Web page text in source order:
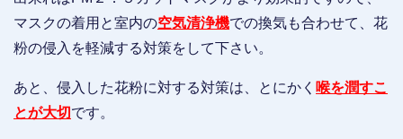
マスクの着用と室内の空気清浄機での換気も合わせて、花
粉の侵入を軽減する対策をして下さい。
あと、侵入した花粉に対する対策は、とにかく 喉を潤すこ
とが大切です。